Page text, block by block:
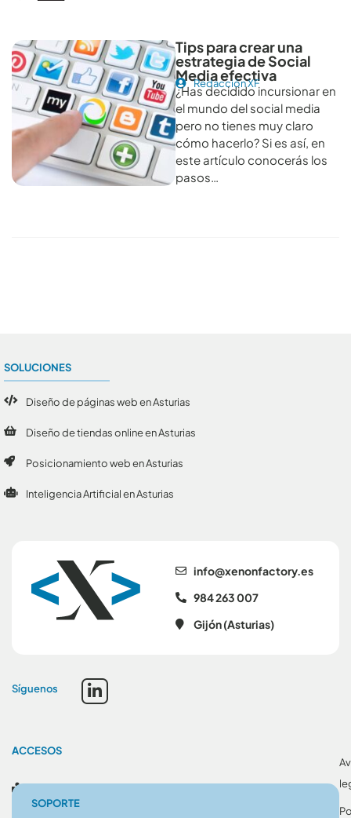
Tips para crear una
estrategia de Social
Media efectiva
Redacción XF
¿Has decidido incursionar en
el mundo del social media
pero no tienes muy claro
cómo hacerlo? Si es así, en
este artículo conocerás los
pasos…
se.yrotcafnonex@ofni
984 263 007
Gijón (Asturias)
Síguenos
SOLUCIONES
Diseño de páginas web en Asturias
Diseño de tiendas online en Asturias
Posicionamiento web en Asturias
Inteligencia Artificial en Asturias
ACCESOS
SOPORTE